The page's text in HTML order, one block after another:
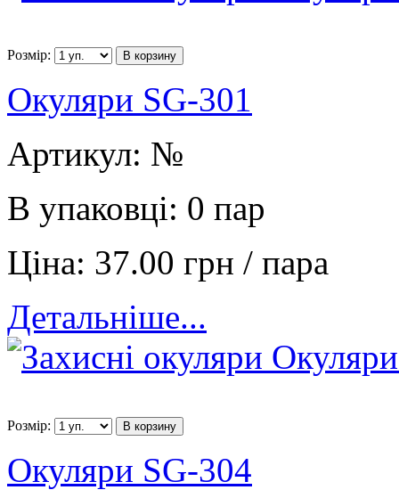
Розмір: В корзину
Окуляри SG-301
Артикул: №
В упаковці: 0 пар
Ціна: 37.00 грн / пара
Детальніше...
Розмір: В корзину
Окуляри SG-304